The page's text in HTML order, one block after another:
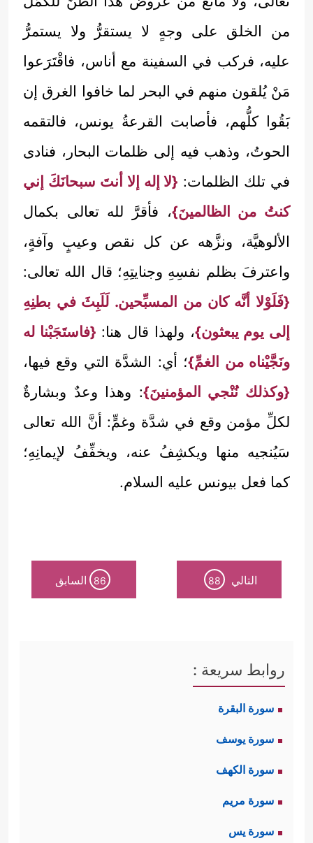
من الخلق على وجهٍ لا يستقرُّ ولا يستمرُّ
عليه، فركب في السفينة مع أناس، فاقْتَرَعوا
مَنْ يُلقون منهم في البحر لما خافوا الغرق إن
بَقُوا كلُّهم، فأصابت القرعةُ يونس، فالتقمه
الحوتُ، وذهب فيه إلى ظلمات البحار، فنادى
في تلك الظلمات: {لا إله إلا أنتَ سبحانَكَ إني
كنتُ من الظالمينَ}، فأقرَّ لله تعالى بكمال
الألوهيَّة، ونزَّهه عن كل نقص وعيبٍ وآفةٍ،
واعترفَ بظلم نفسِهِ وجنايتِهِ؛ قال الله تعالى:
{فَلَوْلا أنَّه كان من المسبِّحين. لَلَبِثَ في بطنِهِ
إلى يوم يبعثون}، ولهذا قال هنا: {فاستَجَبْنا له
ونَجَّيْناه من الغمِّ}؛ أي: الشدَّة التي وقع فيها،
{وكذلك نُنْجي المؤمنينَ}: وهذا وعدٌ وبشارةٌ
لكلِّ مؤمن وقع في شدَّة وغمٍّ: أنَّ الله تعالى
سَيُنجيه منها ويكشِفُ عنه، ويخفِّفُ لإيمانِهِ؛
كما فعل بيونس عليه السلام.
التالي 88
86 السابق
روابط سريعة :
سورة البقرة
سورة يوسف
سورة الكهف
سورة مريم
سورة يس